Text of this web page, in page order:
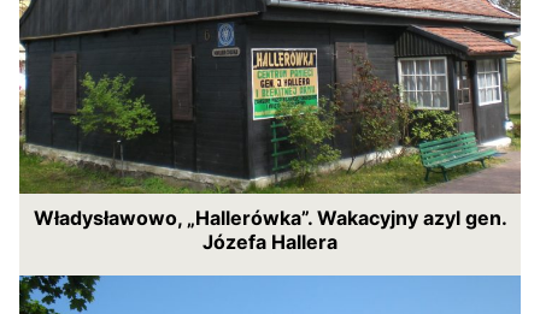
Władysławowo, „Hallerówka”. Wakacyjny azyl gen.
Józefa Hallera